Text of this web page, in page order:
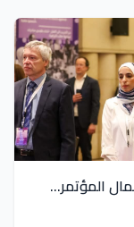
المؤتمر...